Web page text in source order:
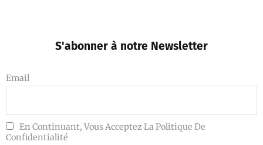
S'abonner à notre Newsletter
Email
En Continuant, Vous Acceptez La Politique De
Confidentialité